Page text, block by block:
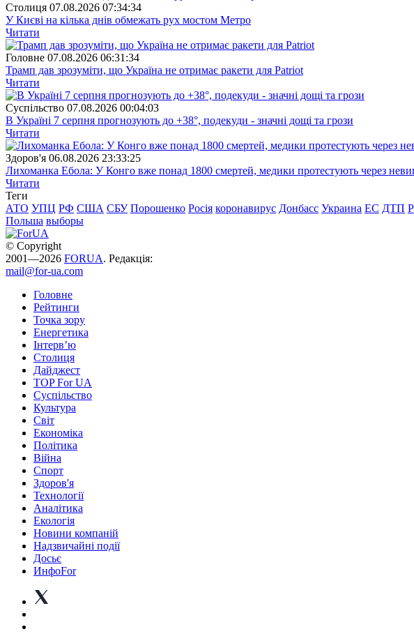
Столиця 07.08.2026 07:34:34
У Києві на кілька днів обмежать рух мостом Метро
Читати
Головне 07.08.2026 06:31:34
Трамп дав зрозуміти, що Україна не отримає ракети для Patriot
Читати
Суспiльство 07.08.2026 00:04:03
В Україні 7 серпня прогнозують до +38°, подекуди - значні дощі та грози
Читати
Здоров'я 06.08.2026 23:33:25
Лихоманка Ебола: У Конго вже понад 1800 смертей, медики протестують через
Читати
Теги
АТО УПЦ РФ США СБУ Порошенко Росія коронавирус Донбасс Украина ЕС ДТП
Польша выборы
© Copyright
2001—2026 FORUA. Редакція:
mail@for-ua.com
Головне
Рейтинги
Точка зору
Енергетика
Інтерв’ю
Столиця
Дайджест
TOP For UA
Суспiльство
Культура
Світ
Економіка
Політика
Війна
Спорт
Здоров'я
Технології
Аналітика
Екологія
Новини компаній
Надзвичайні події
Досьє
ИнфоFor